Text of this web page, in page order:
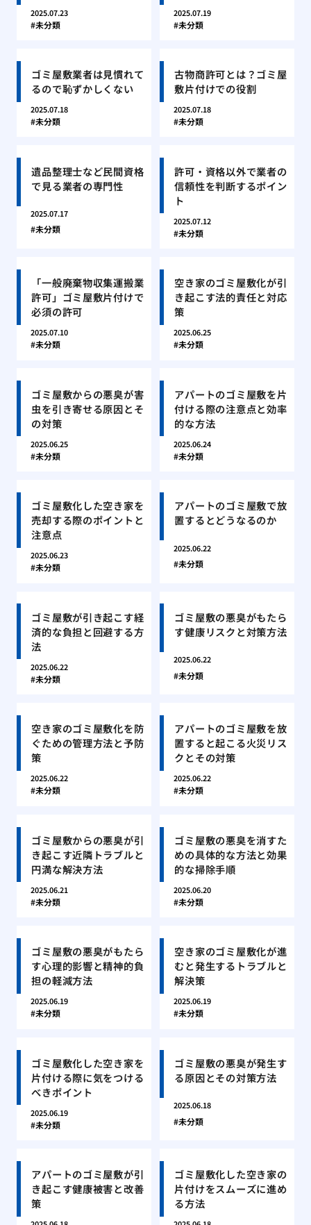
2025.07.23
未分類
2025.07.19
未分類
ゴミ屋敷業者は見慣れて
るので恥ずかしくない
2025.07.18
未分類
古物商許可とは？ゴミ屋
敷片付けでの役割
2025.07.18
未分類
遺品整理士など民間資格
で見る業者の専門性
2025.07.17
未分類
許可・資格以外で業者の
信頼性を判断するポイン
ト
2025.07.12
未分類
「一般廃棄物収集運搬業
許可」ゴミ屋敷片付けで
必須の許可
2025.07.10
未分類
空き家のゴミ屋敷化が引
き起こす法的責任と対応
策
2025.06.25
未分類
ゴミ屋敷からの悪臭が害
虫を引き寄せる原因とそ
の対策
2025.06.25
未分類
アパートのゴミ屋敷を片
付ける際の注意点と効率
的な方法
2025.06.24
未分類
ゴミ屋敷化した空き家を
売却する際のポイントと
注意点
2025.06.23
未分類
アパートのゴミ屋敷で放
置するとどうなるのか
2025.06.22
未分類
ゴミ屋敷が引き起こす経
済的な負担と回避する方
法
2025.06.22
未分類
ゴミ屋敷の悪臭がもたら
す健康リスクと対策方法
2025.06.22
未分類
空き家のゴミ屋敷化を防
ぐための管理方法と予防
策
2025.06.22
未分類
アパートのゴミ屋敷を放
置すると起こる火災リス
クとその対策
2025.06.22
未分類
ゴミ屋敷からの悪臭が引
き起こす近隣トラブルと
円満な解決方法
2025.06.21
未分類
ゴミ屋敷の悪臭を消すた
めの具体的な方法と効果
的な掃除手順
2025.06.20
未分類
ゴミ屋敷の悪臭がもたら
す心理的影響と精神的負
担の軽減方法
2025.06.19
未分類
空き家のゴミ屋敷化が進
むと発生するトラブルと
解決策
2025.06.19
未分類
ゴミ屋敷化した空き家を
片付ける際に気をつける
べきポイント
2025.06.19
未分類
ゴミ屋敷の悪臭が発生す
る原因とその対策方法
2025.06.18
未分類
アパートのゴミ屋敷が引
き起こす健康被害と改善
策
ゴミ屋敷化した空き家の
片付けをスムーズに進め
る方法